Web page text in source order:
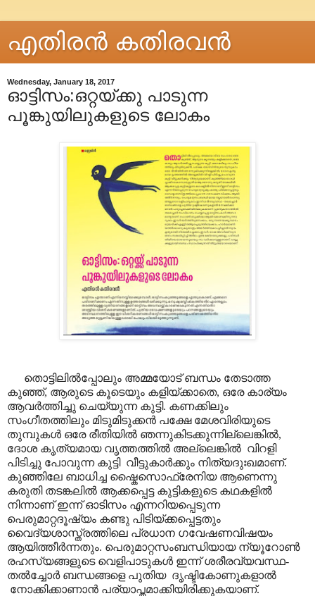
എതിരന്‍ കതിരവന്‍
Wednesday, January 18, 2017
ഓട്ടിസം:ഒറ്റയ്ക്കു പാടുന്ന
പൂങ്കുയിലുകളുടെ ലോകം
തൊട്ടിലിൽ‌പ്പോലും അമ്മയോട് ബന്ധം തേടാത്ത
കുഞ്ഞ്, ആരുടെ കൂടെയും കളിയ്ക്കാതെ, ഒരേ കാര്യം
ആവർത്തിച്ചു ചെയ്യുന്ന കുട്ടി. കണക്കിലും
സംഗീതത്തിലും മിടുമിടുക്കൻ പക്ഷേ മേശവിരിയുടെ
തുമ്പുകൾ ഒരേ രീതിയിൽ ഞന്നുകിടക്കുന്നില്ലെങ്കിൽ,
ദോശ കൃത്യമായ വൃത്തത്തിൽ അല്ലെങ്കിൽ വിറളി
പിടിച്ചു പോവുന്ന കുട്ടി വീട്ടുകാർക്കും നിത്യദുഃഖമാണ്.
കുഞ്ഞിലേ ബാധിച്ച ഷ്കൈസൊഫ്രേനിയ ആണെന്നു
കരുതി തടങ്കലിൽ ആക്കപ്പെട്ട കുട്ടികളുടെ കഥകളിൽ
നിന്നാണ് ഇന്ന് ഓടിസം എന്നറിയപ്പെടുന്ന
പെരുമാറ്റദൂഷ്യം കണ്ടു പിടിയ്ക്കപ്പെട്ടതും
വൈദ്യശാസ്ത്രത്തിലെ പ്രധാന ഗവേഷണവിഷയം
ആയിത്തീർന്നതും. പെരുമാറ്റസംബന്ധിയായ ന്യൂറോൺ
രഹസ്യങ്ങളുടെ വെളിപാടുകൾ ഇന്ന് ശരീരവ്യവസ്ഥ-
തൽച്ചോർ ബന്ധങ്ങളെ പുതിയ ദൃഷ്ടികോണുകളാൽ
നോക്കിക്കാണാൻ പര്യാപ്തമാക്കിയിരിക്കുകയാണ്.